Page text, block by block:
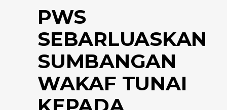
PWS
SEBARLUASKAN
SUMBANGAN
WAKAF TUNAI